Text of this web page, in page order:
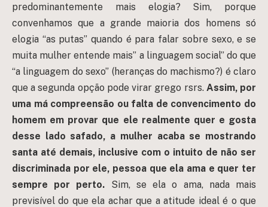
predominantemente mais elogia? Sim, porque
convenhamos que a grande maioria dos homens só
elogia “as putas” quando é para falar sobre sexo, e se
muita mulher entende mais” a linguagem social” do que
“a linguagem do sexo” (heranças do machismo?) é claro
que a segunda opção pode virar grego rsrs. Assim, por
uma má compreensão ou falta de convencimento do
homem em provar que ele realmente quer e gosta
desse lado safado, a mulher acaba se mostrando
santa até demais, inclusive com o intuito de não ser
discriminada por ele, pessoa que ela ama e quer ter
sempre por perto. Sim, se ela o ama, nada mais
previsível do que ela achar que a atitude ideal é o que